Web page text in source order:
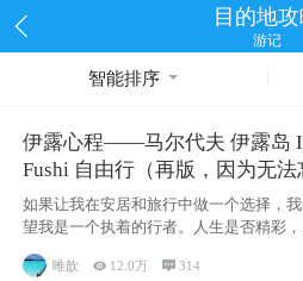
目的地
游记
智能排序
伊露心程——马尔代夫 伊露岛
Fushi 自由行（再版，因为无法
的留恋）
如果让我在安居和旅行中做一个选择，
望我是一个执着的行者。人生是否精彩
源于自己
唯歆  12.0万  314